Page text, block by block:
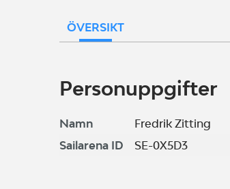
ÖVERSIKT
Personuppgifter
Namn
Fredrik Zitting
Sailarena ID
SE-0X5D3